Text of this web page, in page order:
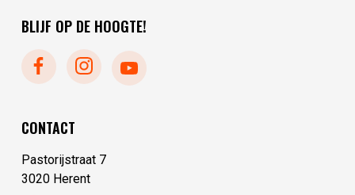
zaterdag
maandag
woensdag
donderdag
zaterdag
BLIJF OP DE HOOGTE!
CONTACT
Pastorijstraat 7
3020 Herent